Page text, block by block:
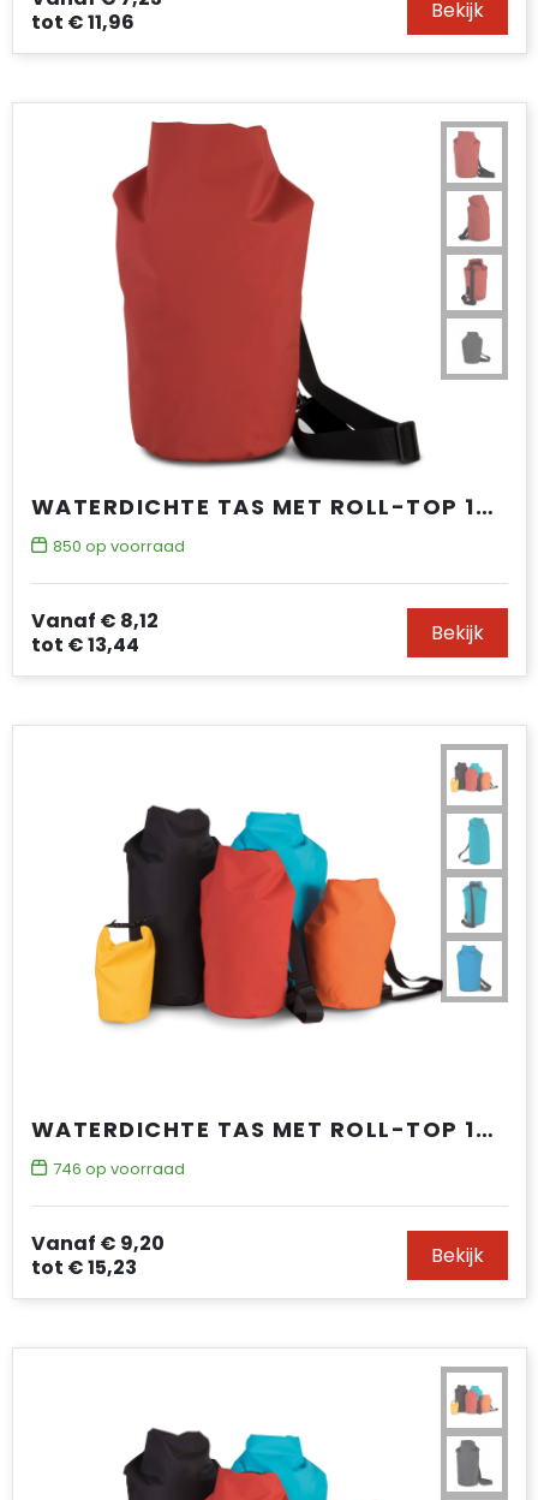
tot € 11,96 Bekijk
WATERDICHTE TAS MET ROLL-TOP 10 L
850 op voorraad
Vanaf € 8,12
tot € 13,44 Bekijk
WATERDICHTE TAS MET ROLL-TOP 15 L
746 op voorraad
Vanaf € 9,20
tot € 15,23 Bekijk